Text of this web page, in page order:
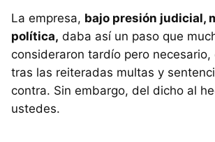
La empresa, bajo presión judicial,
política, daba así un paso que
consideraron tardío pero necesario,
tras las reiteradas multas y
contra. Sin embargo, del dicho al
ustedes.